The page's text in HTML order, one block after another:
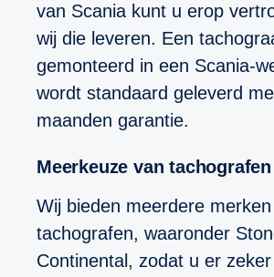
van Scania kunt u erop
wij die leveren. Een
gemonteerd in een Scania-
wordt standaard geleverd
maanden garantie.
Meerkeuze van tachografen
Wij bieden meerdere merken
tachografen, waaronder
Continental, zodat u er